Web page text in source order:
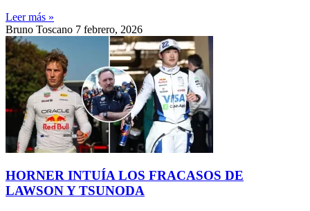
Leer más »
Bruno Toscano 7 febrero, 2026
HORNER INTUÍA LOS FRACASOS DE
LAWSON Y TSUNODA